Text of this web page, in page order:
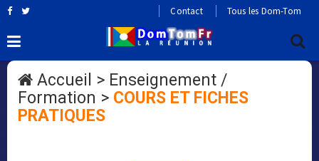
Contact Tous les Dom-Tom
Accueil > Enseignement /
Formation > COURS ET FICHES
PRATIQUES